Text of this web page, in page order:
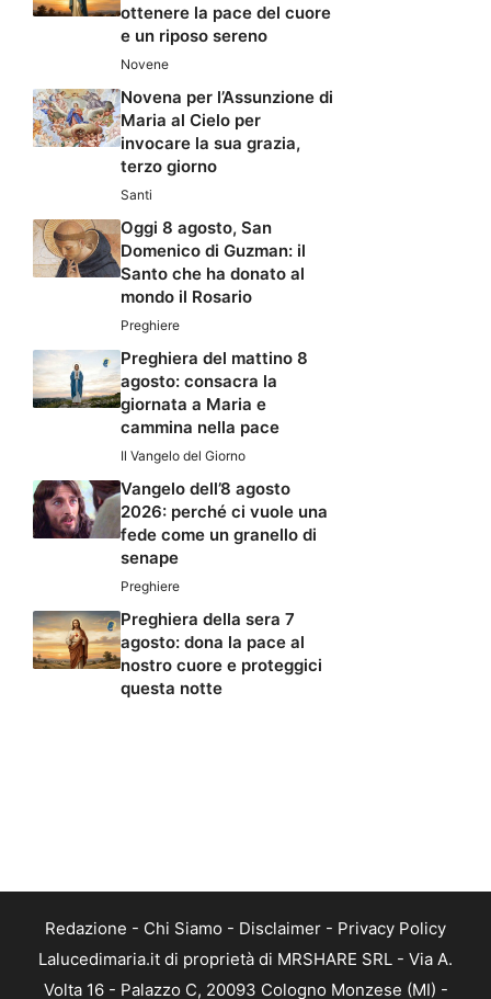
ottenere la pace del cuore
e un riposo sereno
Novene
Novena per l’Assunzione di
Maria al Cielo per
invocare la sua grazia,
terzo giorno
Santi
Oggi 8 agosto, San
Domenico di Guzman: il
Santo che ha donato al
mondo il Rosario
Preghiere
Preghiera del mattino 8
agosto: consacra la
giornata a Maria e
cammina nella pace
Il Vangelo del Giorno
Vangelo dell’8 agosto
2026: perché ci vuole una
fede come un granello di
senape
Preghiere
Preghiera della sera 7
agosto: dona la pace al
nostro cuore e proteggici
questa notte
Redazione - Chi Siamo - Disclaimer - Privacy Policy
Lalucedimaria.it di proprietà di MRSHARE SRL - Via A.
Volta 16 - Palazzo C, 20093 Cologno Monzese (MI) -